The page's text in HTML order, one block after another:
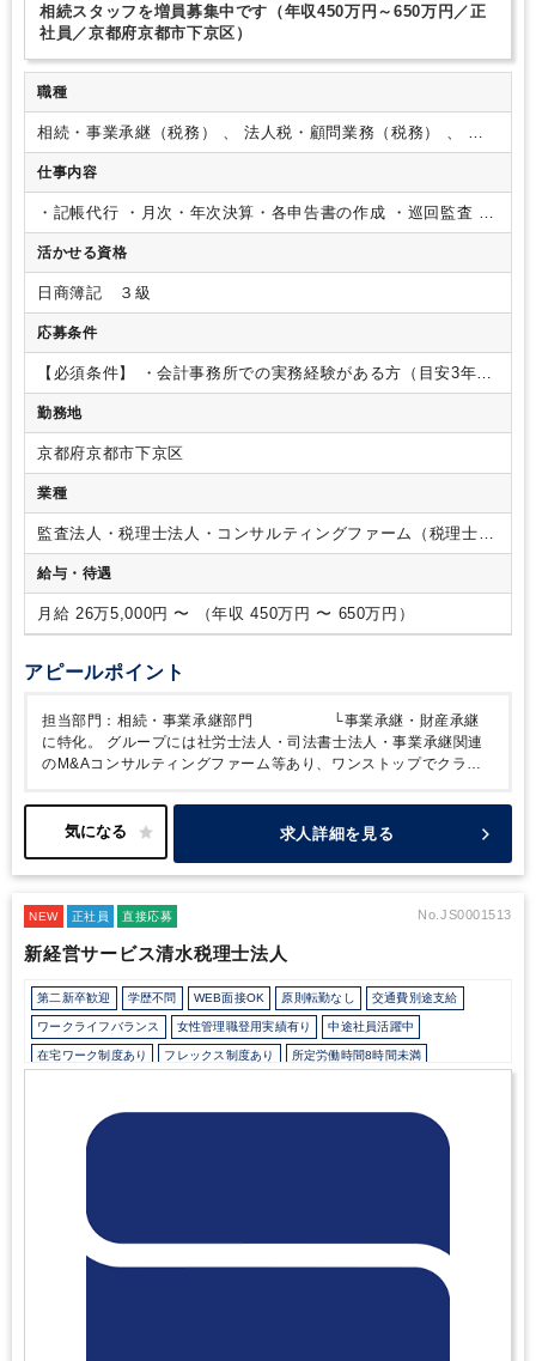
相続スタッフを増員募集中です（年収450万円～650万円／正
社員／京都府京都市下京区）
職種
相続・事業承継（税務） 、 法人税・顧問業務（税務） 、 財
務・会計
仕事内容
・記帳代行 ・月次・年次決算・各申告書の作成 ・巡回監査
税務相談・経営相談など 担当先として20件程を考えておりま
す（個人の能力等により変化） 原則、毎月巡回。
います。
活かせる資格
日商簿記 ３級
応募条件
【必須条件】
・会計事務所での実務経験がある方（目安3年程
度）★資産税業務に興味がある方を歓迎します！ 【歓迎条
件】・資産税関係の業務経験がある方
勤務地
京都府京都市下京区
業種
監査法人・税理士法人・コンサルティングファーム（税理士法
人）
給与・待遇
月給 26万5,000円 〜 （年収 450万円 〜 650万円）
アピールポイント
担当部門：相続・事業承継部門 └事業承継・財産承継
に特化。
グループには社労士法人・司法書士法人・事業承継関連
のM&Aコンサルティングファーム等あり、ワンストップでクライ
も多く、高い信頼性と実績と誇ります。事業基盤の安定した事務
所で、社内は落ち着いております。顧問先としっかりと向き合って
プサービス
・創業65年以上・顧問先600件超の安定基盤／残業月
求人詳細を見る
NEW 正社員 直接応募 No.JS0001513
新経営サービス清水税理士法人
第二新卒歓迎 学歴不問 WEB面接OK 原則転勤なし 交通費別途支給
ワークライフバランス 女性管理職登用実績有り 中途社員活躍中
在宅ワーク制度あり フレックス制度あり 所定労働時間8時間未満
寮・社宅・家賃・住宅補助 土日祝休み 年間休日120日以上 地域密着
顧客開拓にノウハウあり 医療に強み